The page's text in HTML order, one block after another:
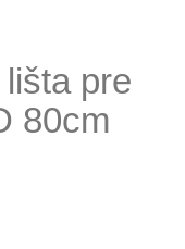
pre
80cm